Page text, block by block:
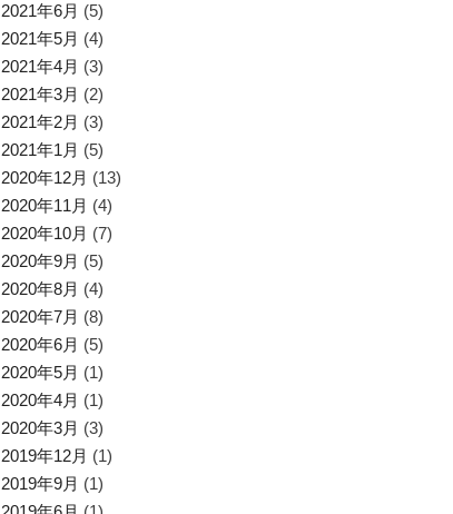
2021年6月 (5)
2021年5月 (4)
2021年4月 (3)
2021年3月 (2)
2021年2月 (3)
2021年1月 (5)
2020年12月 (13)
2020年11月 (4)
2020年10月 (7)
2020年9月 (5)
2020年8月 (4)
2020年7月 (8)
2020年6月 (5)
2020年5月 (1)
2020年4月 (1)
2020年3月 (3)
2019年12月 (1)
2019年9月 (1)